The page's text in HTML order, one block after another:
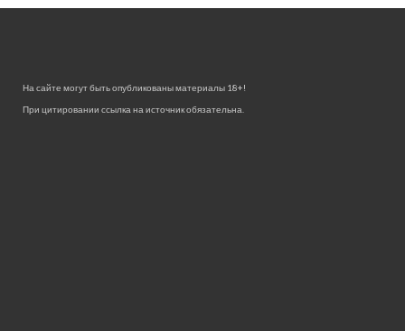
На сайте могут быть опубликованы материалы 18+!
При цитировании ссылка на источник обязательна.